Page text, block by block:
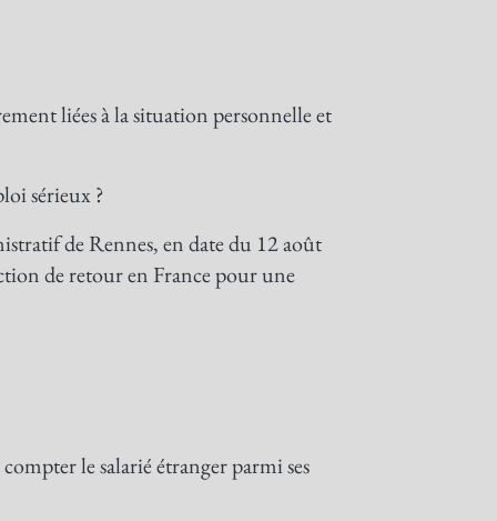
liées à la situation personnelle et
sérieux ?
de Rennes, en date du 12 août
de retour en France pour une
le salarié étranger parmi ses